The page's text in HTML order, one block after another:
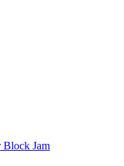
Block Jam